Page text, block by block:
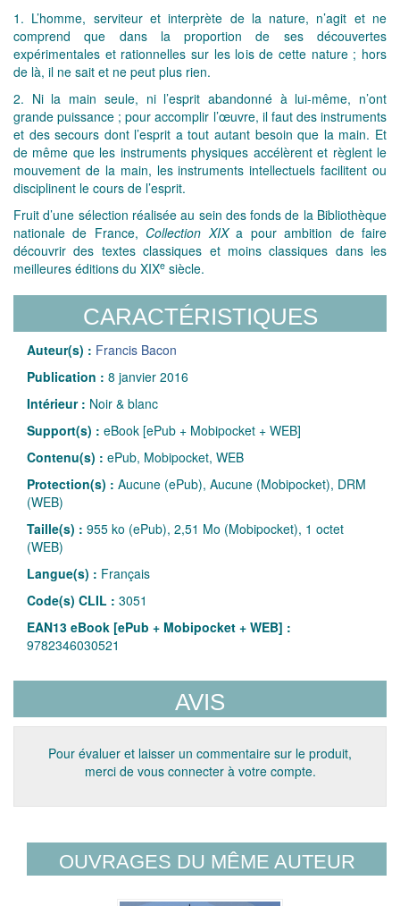
1. L’homme, serviteur et interprète de la nature, n’agit et ne
comprend que dans la proportion de ses découvertes
expérimentales et rationnelles sur les lois de cette nature ; hors
de là, il ne sait et ne peut plus rien.
2. Ni la main seule, ni l’esprit abandonné à lui-même, n’ont
grande puissance ; pour accomplir l’œuvre, il faut des instruments
et des secours dont l’esprit a tout autant besoin que la main. Et
de même que les instruments physiques accélèrent et règlent le
mouvement de la main, les instruments intellectuels facilitent ou
disciplinent le cours de l’esprit.
Fruit d’une sélection réalisée au sein des fonds de la Bibliothèque
nationale de France, Collection XIXa pour ambition de faire
découvrir des textes classiques et moins classiques dans les
meilleures éditions du XIXe siècle.
CARACTÉRISTIQUES
Auteur(s) : Francis Bacon
Publication : 8 janvier 2016
Intérieur : Noir & blanc
Support(s) : eBook [ePub + Mobipocket + WEB]
Contenu(s) : ePub, Mobipocket, WEB
Protection(s) : Aucune (ePub), Aucune (Mobipocket), DRM
(WEB)
Taille(s) : 955 ko (ePub), 2,51 Mo (Mobipocket), 1 octet
(WEB)
Langue(s) : Français
Code(s) CLIL : 3051
EAN13 eBook [ePub + Mobipocket + WEB] :
9782346030521
AVIS
Pour évaluer et laisser un commentaire sur le produit,
merci de vous connecter à votre compte.
OUVRAGES DU MÊME AUTEUR